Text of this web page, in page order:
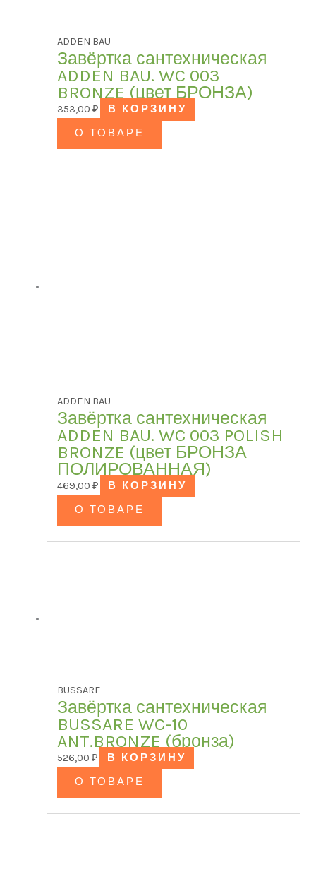
ADDEN BAU
Завёртка сантехническая
ADDEN BAU. WC 003
BRONZE (цвет БРОНЗА)
353,00 ₽
В КОРЗИНУ
О ТОВАРЕ
ADDEN BAU
Завёртка сантехническая
ADDEN BAU. WC 003 POLISH
BRONZE (цвет БРОНЗА
ПОЛИРОВАННАЯ)
469,00 ₽
В КОРЗИНУ
О ТОВАРЕ
BUSSARE
Завёртка сантехническая
BUSSARE WC-10
ANT.BRONZE (бронза)
526,00 ₽
В КОРЗИНУ
О ТОВАРЕ